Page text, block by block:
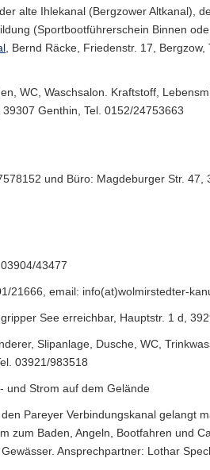
alte Ihlekanal (Bergzower Altkanal),
(Sportbootführerschein Binnen
, Bernd Räcke, Friedenstr. 17,
WC, Waschsalon. Kraftstoff,
Genthin, Tel. 0152/24753663
und Büro: Magdeburger Str. 47,
43477
21666, email: info(at)wolmirstedter-
See erreichbar, Hauptstr. 1 d,
Slipanlage, Dusche, WC,
03921/983518
und Strom auf dem Gelände
Pareyer Verbindungskanal gelangt
zum Baden, Angeln, Bootfahren und
Ansprechpartner: Lothar